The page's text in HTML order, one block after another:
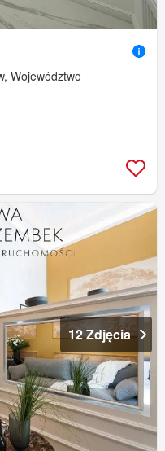
Województwo
12 Zdjęcia